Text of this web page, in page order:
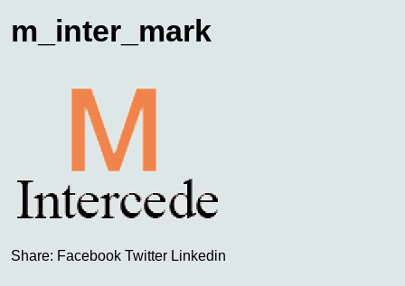
m_inter_mark
Share: Facebook Twitter Linkedin